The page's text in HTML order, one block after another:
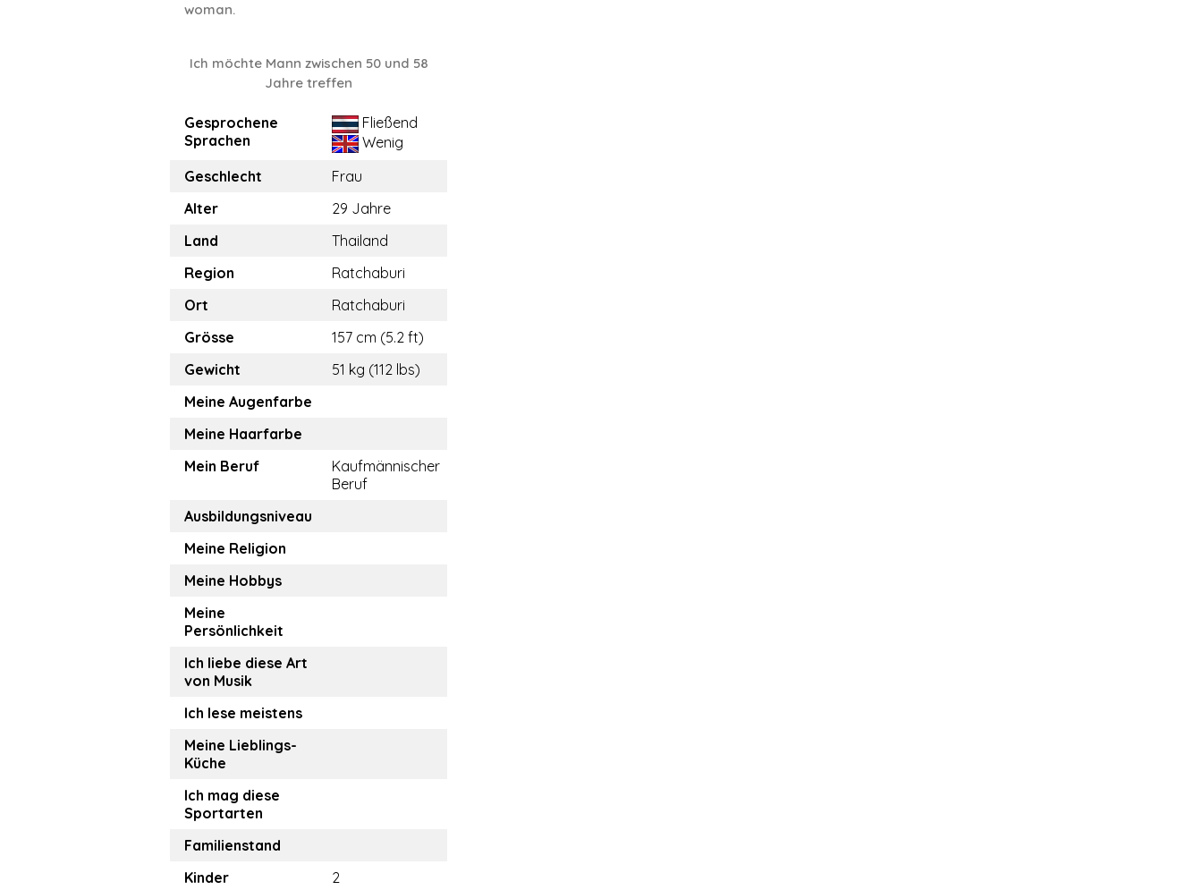
woman.
Ich möchte Mann zwischen 50 und 58
Jahre treffen
Gesprochene
Sprachen
Fließend
Wenig
Geschlecht
Frau
Alter
29 Jahre
Land
Thailand
Region
Ratchaburi
Ort
Ratchaburi
Grösse
157 cm (5.2 ft)
Gewicht
51 kg (112 lbs)
Meine Augenfarbe
Meine Haarfarbe
Mein Beruf
Kaufmännischer
Beruf
Ausbildungsniveau
Meine Religion
Meine Hobbys
Meine
Persönlichkeit
Ich liebe diese Art
von Musik
Ich lese meistens
Meine Lieblings-
Küche
Ich mag diese
Sportarten
Familienstand
Kinder
2